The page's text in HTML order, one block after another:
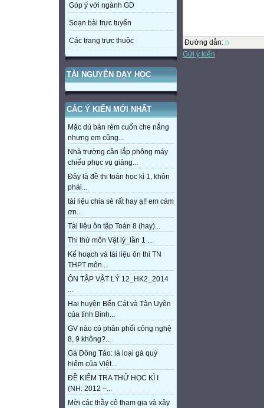
Góp ý với ngành GD
Soạn bài trực tuyến
Các trang trực thuộc
TÀI NGUYÊN DẠY HỌC
CÁC Ý KIẾN MỚI NHẤT
Mặc dù bán rèm cuốn che nắng
nhưng em cũng...
Nhà trường cần lắp phông máy
chiếu phục vụ giảng...
Đây là đề thi toán học kì 1, khôn
phải...
tài liệu chia sẻ rất hay ạ!! em cám
ơn...
Tài liệu ôn tập Toán 8 (hay)...
Thi thử môn Vật lý_lần 1 ...
Kế hoạch và tài liệu ôn thi TN
THPT môn...
ÔN TẬP VẬT LÝ 12_HK2_2014
...
Hai huyện Bến Cát và Tân Uyên
của tỉnh Bình...
GV nào có phân phối công nghệ
8, 9 không?...
Gà Đông Tảo: là loại gà quý
hiếm của Việt...
ĐỀ KIỂM TRA THỬ HỌC KÌ I
(NH: 2012 –...
Mời các thầy cô tham gia và xây
Đường dẫn: p
Gửi ý kiến